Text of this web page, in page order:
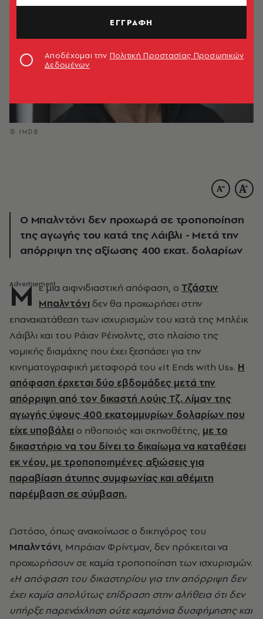
© IMDB
Ο Μπαλντόνι δεν προχωρά σε τροποποίηση
της αγωγής του κατά της Λάιβλι - Μετά την
απόρριψη της αξίωσης 400 εκατ. δολαρίων
Μ ε μια αιφνιδιαστική απόφαση, ο Τζάστιν
Μπαλντόνι δεν θα προχωρήσει στην
επανακατάθεση των ισχυρισμών του κατά της Μπλέικ
Λάιβλι και του Ράιαν Ρέινολντς, στο πλαίσιο της
νομικής διαμάχης που έχει ξεσπάσει για την
κινηματογραφική μεταφορά του «It Ends with Us». Η
απόφαση έρχεται δύο εβδομάδες μετά την
απόρριψη από τον δικαστή Λούις Τζ. Λίμαν της
αγωγής ύψους 400 εκατομμυρίων δολαρίων που
είχε υποβάλει ο ηθοποιός και σκηνοθέτης, με το
δικαστήριο να του δίνει το δικαίωμα να καταθέσει
εκ νέου, με τροποποιημένες αξιώσεις για
παραβίαση άτυπης συμφωνίας και αθέμιτη
παρέμβαση σε σύμβαση.
Ωστόσο, όπως ανακοίνωσε ο δικηγόρος του
Μπαλντόνι, Μπράιαν Φρίντμαν, δεν πρόκειται να
προχωρήσουν σε καμία τροποποίηση των ισχυρισμών.
«Η απόφαση του δικαστηρίου για την απόρριψη δεν
έχει καμία απολύτως επίδραση στην αλήθεια ότι δεν
υπήρξε παρενόχληση ούτε καμπάνια δυσφήμησης και
ΕΓΓΡΑΦΗ
Αποδέχομαι την Πολιτική Προστασίας Προσωπικών
Δεδομένων